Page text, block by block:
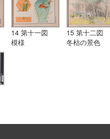
14 第十一図
模様
15 第十二図
冬枯の景色